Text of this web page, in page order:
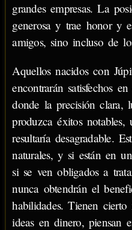
grandes empresas. La
generosa y trae honor y
amigos, sino incluso de
Aquellos nacidos con
encontrarán satisfechos
donde la precisión clara,
produzca éxitos
resultaría desagradable.
naturales, y si están en
si se ven obligados a
nunca obtendrán el
habilidades. Tienen
ideas en dinero, piensan